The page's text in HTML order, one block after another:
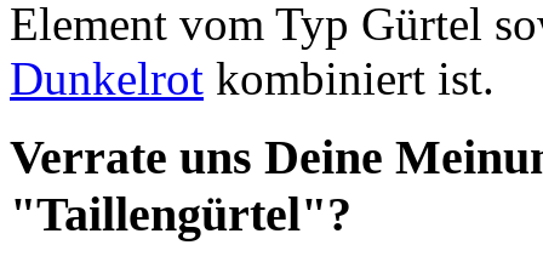
Element vom Typ Gürtel
Dunkelrot kombiniert ist.
Verrate uns Deine
"Taillengürtel"?